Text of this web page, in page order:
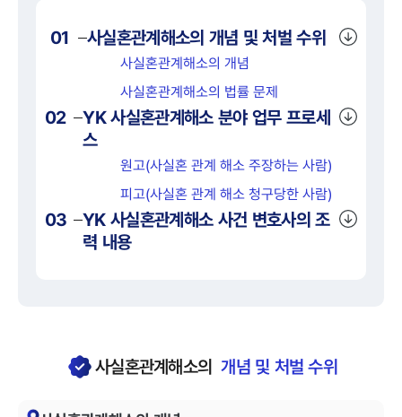
01 사실혼관계해소의 개념 및 처벌 수위
사실혼관계해소의 개념
사실혼관계해소의 법률 문제
02 YK사실혼관계해소분야 업무 프로세
스
원고(사실혼 관계 해소 주장하는 사람)
피고(사실혼 관계 해소 청구당한 사람)
03 YK사실혼관계해소사건 변호사의 조
력 내용
사실혼관계해소의 개념 및 처벌 수위